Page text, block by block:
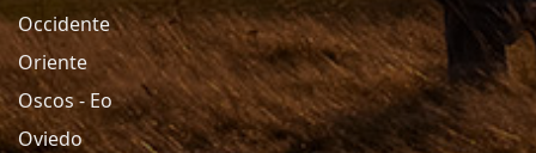
Occidente
Oriente
Oscos - Eo
Oviedo